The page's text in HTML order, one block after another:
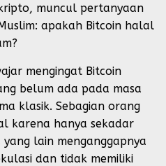
muncul pertanyaan
apakah Bitcoin halal
mengingat Bitcoin
belum ada pada masa
klasik. Sebagian orang
karena hanya sekadar
lain menganggapnya
dan tidak memiliki